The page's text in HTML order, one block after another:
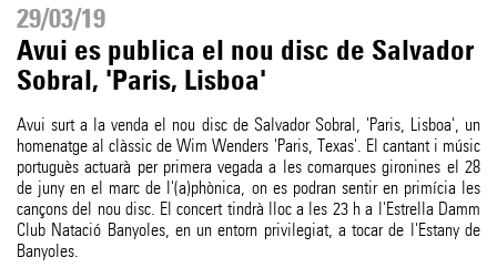
29/03/19
Avui es publica el nou disc de Salvador
Sobral, 'Paris, Lisboa'
Avui surt a la venda el nou disc de Salvador Sobral, 'Paris, Lisboa', un
homenatge al clàssic de Wim Wenders 'Paris, Texas'. El cantant i músic
portuguès actuarà per primera vegada a les comarques gironines el 28
de juny en el marc de l'(a)phònica, on es podran sentir en primícia les
cançons del nou disc. El concert tindrà lloc a les 23 h a l'Estrella Damm
Club Natació Banyoles, en un entorn privilegiat, a tocar de l'Estany de
Banyoles.